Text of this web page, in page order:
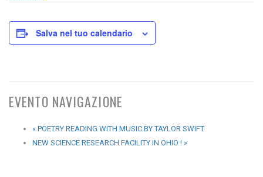
Salva nel tuo calendario
EVENTO NAVIGAZIONE
« POETRY READING WITH MUSIC BY TAYLOR SWIFT
NEW SCIENCE RESEARCH FACILITY IN OHIO ! »